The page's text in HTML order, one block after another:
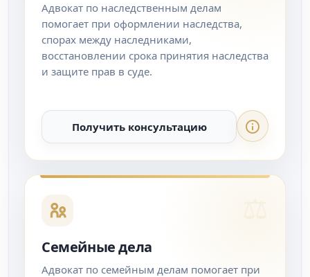
Адвокат по наследственным делам
помогает при оформлении наследства,
спорах между наследниками,
восстановлении срока принятия наследства
и защите прав в суде.
Получить консультацию
Семейные дела
Адвокат по семейным делам помогает при